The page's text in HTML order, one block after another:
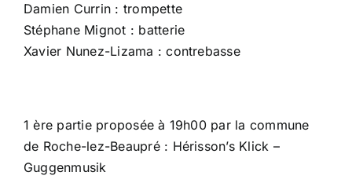
Damien Currin : trompette
Stéphane Mignot : batterie
Xavier Nunez-Lizama : contrebasse
1 ère partie proposée à 19h00 par la commune
de Roche-lez-Beaupré : Hérisson’s Klick –
Guggenmusik